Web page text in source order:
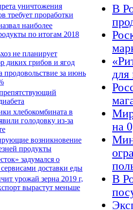
уничтожения
требует проработки
наиболее
по итогам 2018
не планирует
диких грибов и ягод
за июнь
хлебокомбината в
голодовку из-за
возникновение
продукты
задумался о
доставки еды
урожай зерна 2019 г,
вырастут меньше
В
для
на
В